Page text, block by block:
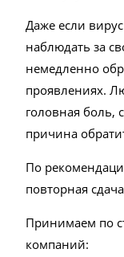
Даже если
наблюдать за
немедленно
проявлениях.
головная боль,
причина
По
повторная
Принимаем по
компаний: